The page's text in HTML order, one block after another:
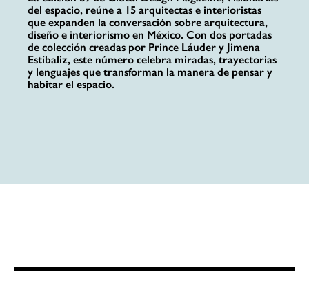
del espacio, reúne a 15 arquitectas e interioristas
que expanden la conversación sobre arquitectura,
diseño e interiorismo en México. Con dos portadas
de colección creadas por Prince Láuder y Jimena
Estíbaliz, este número celebra miradas, trayectorias
y lenguajes que transforman la manera de pensar y
habitar el espacio.